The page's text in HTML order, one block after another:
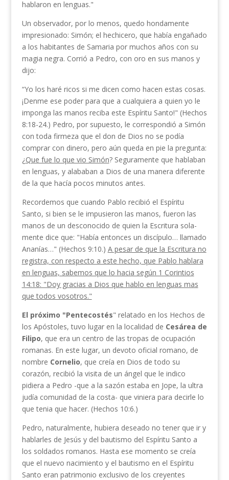
hablaron en lenguas."
Un observador, por lo menos, quedo hondamente
impresionado: Simón; el hechicero, que había enga­ñado
a los habitantes de Samaria por muchos años con su
magia negra. Corrió a Pedro, con oro en sus manos y
dijo:
“Yo los haré ricos si me dicen como hacen estas cosas.
¡Denme ese poder para que a cualquiera a quien yo le
imponga las manos reciba este Espíritu Santo!" (Hechos
8:18-24.) Pedro, por supuesto, le correspondió a Simón
con toda firmeza que el don de Dios no se podía
comprar con dinero, pero aún queda en pie la pregunta:
¿Que fue lo que vio Simón? Seguramente que hablaban
en lenguas, y alababan a Dios de una manera diferente
de la que hacía pocos minutos antes.
Recordemos que cuando Pablo recibió el Espíritu
Santo, si bien se le impusieron las manos, fueron las
manos de un desconocido de quien la Escritura sola­
mente dice que: "Había entonces un discípulo… llamado
Ananías…" (Hechos 9:10.) A pesar de que la Escritura no
registra, con respecto a este hecho, que Pablo hablara
en lenguas, sabemos que lo hacia según 1 Corintios
14:18: "Doy gracias a Dios que hablo en lenguas mas
que todos vosotros."
El próximo "Pentecostés" relatado en los Hechos de
los Apóstoles, tuvo lugar en la localidad de Cesá­rea de
Filipo, que era un centro de las tropas de ocupación
romanas. En este lugar, un devoto oficial romano, de
nombre Cornelio, que creía en Dios de todo su
corazón, recibió la visita de un ángel que le indico
pidiera a Pedro -que a la sazón estaba en Jope, la ultra
judía comunidad de la costa- que vi­niera para decirle lo
que tenia que hacer. (Hechos 10:6.)
Pedro, naturalmente, hubiera deseado no tener que ir y
hablarles de Jesús y del bautismo del Espíritu Santo a
los soldados romanos. Hasta ese momento se creía
que el nuevo nacimiento y el bautismo en el Espíritu
Santo eran patrimonio exclusivo de los creyentes